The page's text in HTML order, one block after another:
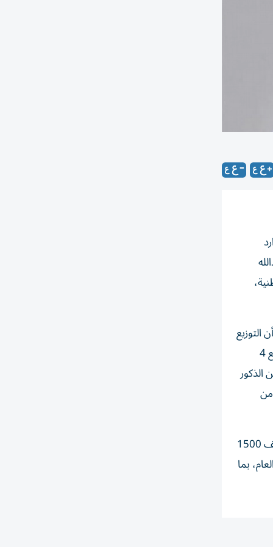
عبدالله
التوزيع
شمل 871 في الجهات المركزية و653 في الجهات اللامركزية. وأظهرت إحصائيات الدائرة وفقاً للمؤهل العلمي توزع الموظفين بواقع 4
من الإناث)، و29 للماجستير (11 من الذكور و18 من الإناث)، و887 للبكالوريوس (276 من الذكور
إلى جانب 588 موظفاً من حملة الثانوية العامة (535 من الذكور و53 من
وفي السياق ذاته، أكدت الدائرة استئناف استقبال طلبات التوظيف المسجلة اعتباراً من الغد، لاستكمال خطة عام 2026 عبر توظيف 1500
من 3000 وظيفة مع نهاية العام، بما